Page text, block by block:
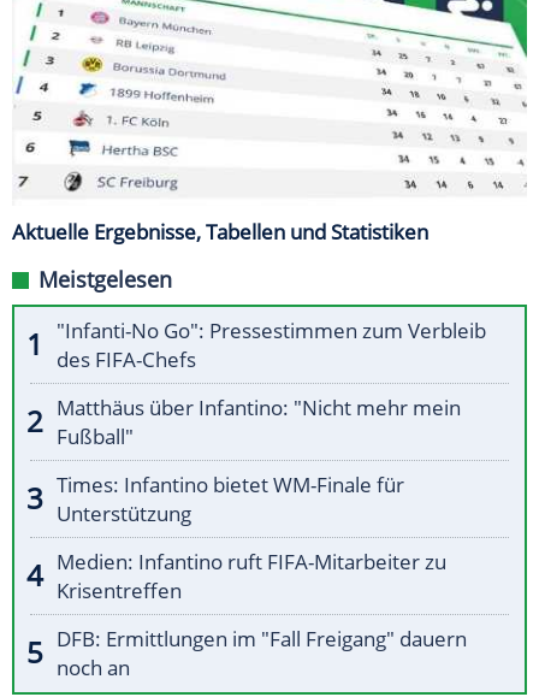
Aktuelle Ergebnisse, Tabellen und Statistiken
Meistgelesen
"Infanti-No Go": Pressestimmen zum Verbleib
des FIFA-Chefs
Matthäus über Infantino: "Nicht mehr mein
Fußball"
Times: Infantino bietet WM-Finale für
Unterstützung
Medien: Infantino ruft FIFA-Mitarbeiter zu
Krisentreffen
DFB: Ermittlungen im "Fall Freigang" dauern
noch an